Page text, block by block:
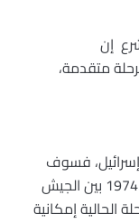
في هذا الاطار، قال الرئيس السوري أحمد الشرع ‏‎ ‎إن
متقدمة،
إسرائيل، فسوف
يكون ‏على قاعدة اتفاقية فك الاشتباك عام 1974 بين الجيش
الحالية إمكانية